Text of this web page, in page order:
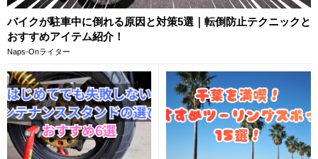
バイクが駐車中に倒れる原因と対策5選｜転倒防止テクニックと
おすすめアイテム紹介！
Naps-Onライター